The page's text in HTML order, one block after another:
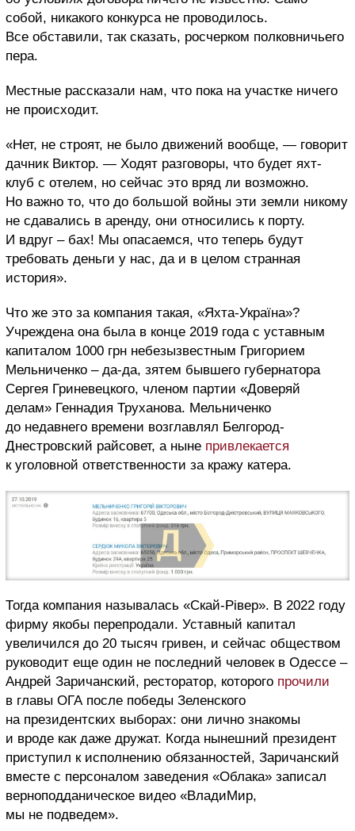
собой, никакого конкурса не проводилось.
Все обставили, так сказать, росчерком полковничьего
пера.
Местные рассказали нам, что пока на участке ничего
не происходит.
«Нет, не строят, не было движений вообще, — говорит
дачник Виктор. — Ходят разговоры, что будет яхт-
клуб с отелем, но сейчас это вряд ли возможно.
Но важно то, что до большой войны эти земли никому
не сдавались в аренду, они относились к порту.
И вдруг – бах! Мы опасаемся, что теперь будут
требовать деньги у нас, да и в целом странная
история».
Что же это за компания такая, «Яхта-Україна»?
Учреждена она была в конце 2019 года с уставным
капиталом 1000 грн небезызвестным Григорием
Мельниченко – да-да, зятем бывшего губернатора
Сергея Гриневецкого, членом партии «Доверяй
делам» Геннадия Труханова. Мельниченко
до недавнего времени возглавлял Белгород-
Днестровский райсовет, а ныне привлекается
к уголовной ответственности за кражу катера.
Тогда компания называлась «Скай-Рівер». В 2022 году
фирму якобы перепродали. Уставный капитал
увеличился до 20 тысяч гривен, и сейчас обществом
руководит еще один не последний человек в Одессе –
Андрей Заричанский, ресторатор, которого прочили
в главы ОГА после победы Зеленского
на президентских выборах: они лично знакомы
и вроде как даже дружат. Когда нынешний президент
приступил к исполнению обязанностей, Заричанский
вместе с персоналом заведения «Облака» записал
верноподданическое видео «ВладиМир,
мы не подведем».